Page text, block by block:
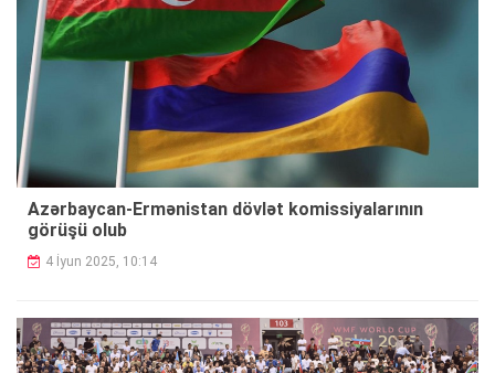
Azərbaycan-Ermənistan dövlət komissiyalarının
görüşü olub
4 İyun 2025, 10:14